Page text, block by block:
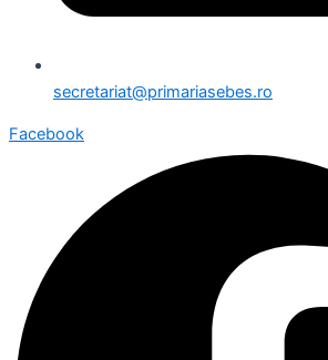
secretariat@primariasebes.ro
Facebook